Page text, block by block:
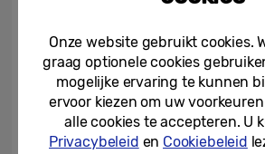
Onze website gebruikt cookies.
graag optionele cookies
mogelijke ervaring te kunnen
ervoor kiezen om uw
alle cookies te accepteren. U
Privacybeleid en Cookiebeleid